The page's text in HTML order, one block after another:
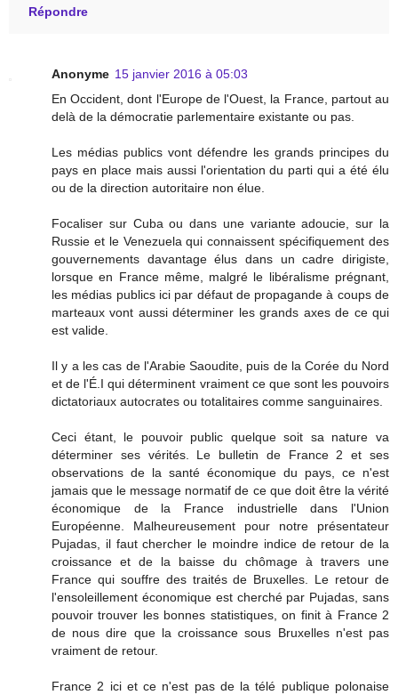
Répondre
Anonyme 15 janvier 2016 à 05:03
En Occident, dont l'Europe de l'Ouest, la France, partout au
delà de la démocratie parlementaire existante ou pas.
Les médias publics vont défendre les grands principes du
pays en place mais aussi l'orientation du parti qui a été élu
ou de la direction autoritaire non élue.
Focaliser sur Cuba ou dans une variante adoucie, sur la
Russie et le Venezuela qui connaissent spécifiquement des
gouvernements davantage élus dans un cadre dirigiste,
lorsque en France même, malgré le libéralisme prégnant,
les médias publics ici par défaut de propagande à coups de
marteaux vont aussi déterminer les grands axes de ce qui
est valide.
Il y a les cas de l'Arabie Saoudite, puis de la Corée du Nord
et de l'É.I qui déterminent vraiment ce que sont les pouvoirs
dictatoriaux autocrates ou totalitaires comme sanguinaires.
Ceci étant, le pouvoir public quelque soit sa nature va
déterminer ses vérités. Le bulletin de France 2 et ses
observations de la santé économique du pays, ce n'est
jamais que le message normatif de ce que doit être la vérité
économique de la France industrielle dans l'Union
Européenne. Malheureusement pour notre présentateur
Pujadas, il faut chercher le moindre indice de retour de la
croissance et de la baisse du chômage à travers une
France qui souffre des traités de Bruxelles. Le retour de
l'ensoleillement économique est cherché par Pujadas, sans
pouvoir trouver les bonnes statistiques, on finit à France 2
de nous dire que la croissance sous Bruxelles n'est pas
vraiment de retour.
France 2 ici et ce n'est pas de la télé publique polonaise